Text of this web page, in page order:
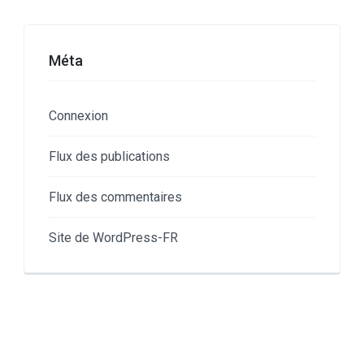
Méta
Connexion
Flux des publications
Flux des commentaires
Site de WordPress-FR